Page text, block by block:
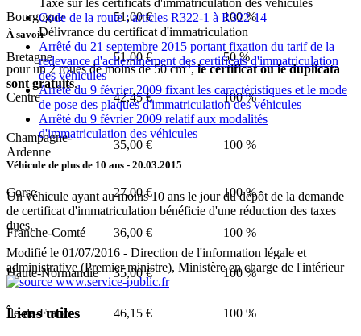
À savoir
pour un 2 roues de moins de 50 cm3,le certificat ou le duplicata
sont gratuits.
Bourgogne 51,00 € 100 %
Bretagne 51,00 € 50 %
Centre 42,45 € 100 %
Champagne-
Ardenne
35,00 € 100 %
Corse 27,00 € 100 %
Franche-Comté 36,00 € 100 %
Haute-Normandie 35,00 € 100 %
Île-de-France 46,15 € 100 %
Code de la route : articles R322-1 à R322-14
Délivrance du certificat d'immatriculation
Arrêté du 21 septembre 2015 portant fixation du tarif de la
redevance d'acheminement des certificats d'immatriculation
des véhicules
Arrêté du 9 février 2009 fixant les caractéristiques et le mode
de pose des plaques d'immatriculation des véhicules
Arrêté du 9 février 2009 relatif aux modalités
d'immatriculation des véhicules
Véhicule de plus de 10 ans - 20.03.2015
Un véhicule ayant au moins 10 ans le jour du dépôt de la demande
de certificat d'immatriculation bénéficie d'une réduction des taxes
dues.
Modifié le 01/07/2016 - Direction de l'information légale et
administrative (Premier ministre), Ministère en charge de l'intérieur
Liens utiles